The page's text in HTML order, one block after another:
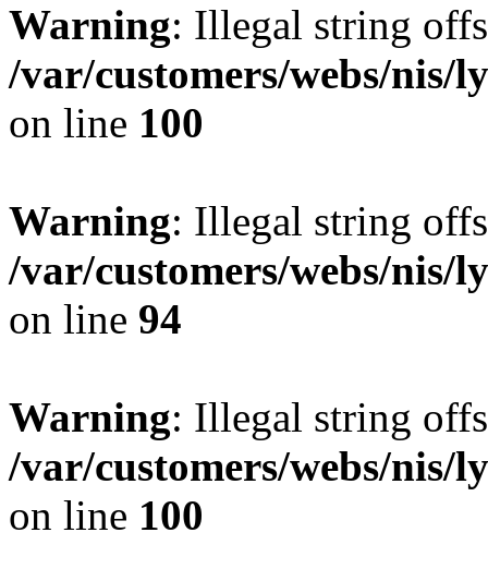
Warning: Illegal string
/var/customers/webs/
on line 100
Warning: Illegal string
/var/customers/webs/
on line 94
Warning: Illegal string
/var/customers/webs/
on line 100